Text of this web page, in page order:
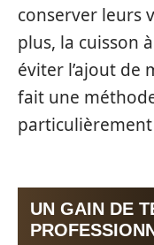
conserver leurs
plus, la cuisson
éviter l’ajout de
fait une
particulièrement
UN GAIN DE